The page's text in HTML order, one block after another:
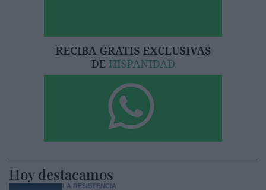
Hoy destacamos
LA RESISTENCIA